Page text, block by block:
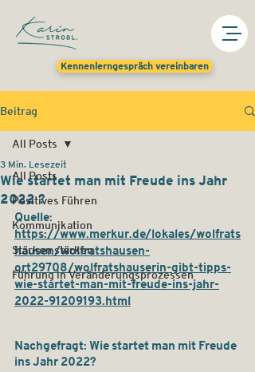
Kennenlerngespräch vereinbaren
Beitrag
All Posts
Positives Führen
Kommunikation
Stärken stärken
Führung in Veränderungsprozessen
All Posts
Wie startet man mit Freude ins Jahr
2022 ?
3 Min. Lesezeit
Quelle:
https://www.merkur.de/lokales/wolfrats
hausen/wolfratshausen-
ort29708/wolfratshauserin-gibt-tipps-
wie-startet-man-mit-freude-ins-jahr-
2022-91209193.html
Nachgefragt: Wie startet man mit Freude
ins Jahr 2022?